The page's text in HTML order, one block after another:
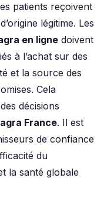
patients reçoivent
légitime. Les
en ligne doivent
à l’achat sur des
et la source des
Cela
décisions
France. Il est
de confiance
du
la santé globale